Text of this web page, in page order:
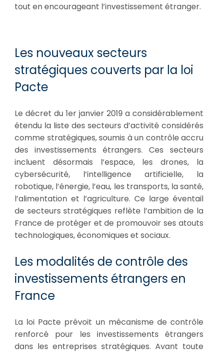
tout en encourageant l’investissement étranger.
Les nouveaux secteurs
stratégiques couverts par la loi
Pacte
Le décret du 1er janvier 2019 a considérablement
étendu la liste des secteurs d’activité considérés
comme stratégiques, soumis à un contrôle accru
des investissements étrangers. Ces secteurs
incluent désormais l’espace, les drones, la
cybersécurité, l’intelligence artificielle, la
robotique, l’énergie, l’eau, les transports, la santé,
l’alimentation et l’agriculture. Ce large éventail
de secteurs stratégiques reflète l’ambition de la
France de protéger et de promouvoir ses atouts
technologiques, économiques et sociaux.
Les modalités de contrôle des
investissements étrangers en
France
La loi Pacte prévoit un mécanisme de contrôle
renforcé pour les investissements étrangers
dans les entreprises stratégiques. Avant toute